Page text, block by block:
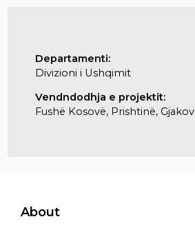
Departamenti:
Divizioni i Ushqimit
Vendndodhja e projektit:
Fushë Kosovë, Prishtinë,
About